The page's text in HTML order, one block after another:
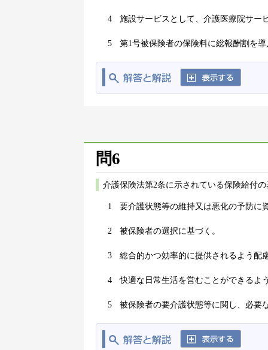
4 施設サービスとして、介護医療院サー
5 第1号被保険者の保険料に総報酬割を
問6
介護保険法第2条に示されている保険給付
1 要介護状態等の維持又は悪化の予防に
2 被保険者の選択に基づく。
3 総合的かつ効率的に提供されるよう配
4 快適な日常生活を営むことができるよ
5 被保険者の要介護状態等に関し、必要